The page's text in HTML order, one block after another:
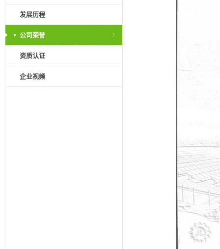
发展历程
公司荣誉
资质认证
企业视频